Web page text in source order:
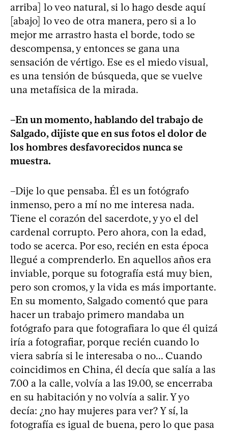
arriba] lo veo natural, si lo hago desde aquí
[abajo] lo veo de otra manera, pero si a lo
mejor me arrastro hasta el borde, todo se
descompensa, y entonces se gana una
sensación de vértigo. Ese es el miedo visual,
es una tensión de búsqueda, que se vuelve
una metafísica de la mirada.
–En un momento, hablando del trabajo de
Salgado, dijiste que en sus fotos el dolor de
los hombres desfavorecidos nunca se
muestra.
–Dije lo que pensaba. Él es un fotógrafo
inmenso, pero a mí no me interesa nada.
Tiene el corazón del sacerdote, y yo el del
cardenal corrupto. Pero ahora, con la edad,
todo se acerca. Por eso, recién en esta época
llegué a comprenderlo. En aquellos años era
inviable, porque su fotografía está muy bien,
pero son cromos, y la vida es más importante.
En su momento, Salgado comentó que para
hacer un trabajo primero mandaba un
fotógrafo para que fotografiara lo que él quizá
iría a fotografiar, porque recién cuando lo
viera sabría si le interesaba o no... Cuando
coincidimos en China, él decía que salía a las
7.00 a la calle, volvía a las 19.00, se encerraba
en su habitación y no volvía a salir. Y yo
decía: ¿no hay mujeres para ver? Y sí, la
fotografía es igual de buena, pero lo que pasa